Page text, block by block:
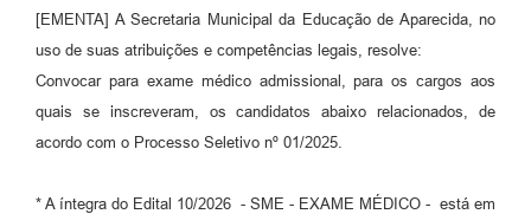
Audiências Públicas
Cemitérios
Carta de Serviços
[EMENTA] A Secretaria Municipal da Educação de Aparecida, no
uso de suas atribuições e competências legais, resolve:
Convocar para exame médico admissional, para os cargos aos
quais se inscreveram, os candidatos abaixo relacionados, de
acordo com o Processo Seletivo nº 01/2025.
* A íntegra do Edital 10/2026 - SME - EXAME MÉDICO - está em